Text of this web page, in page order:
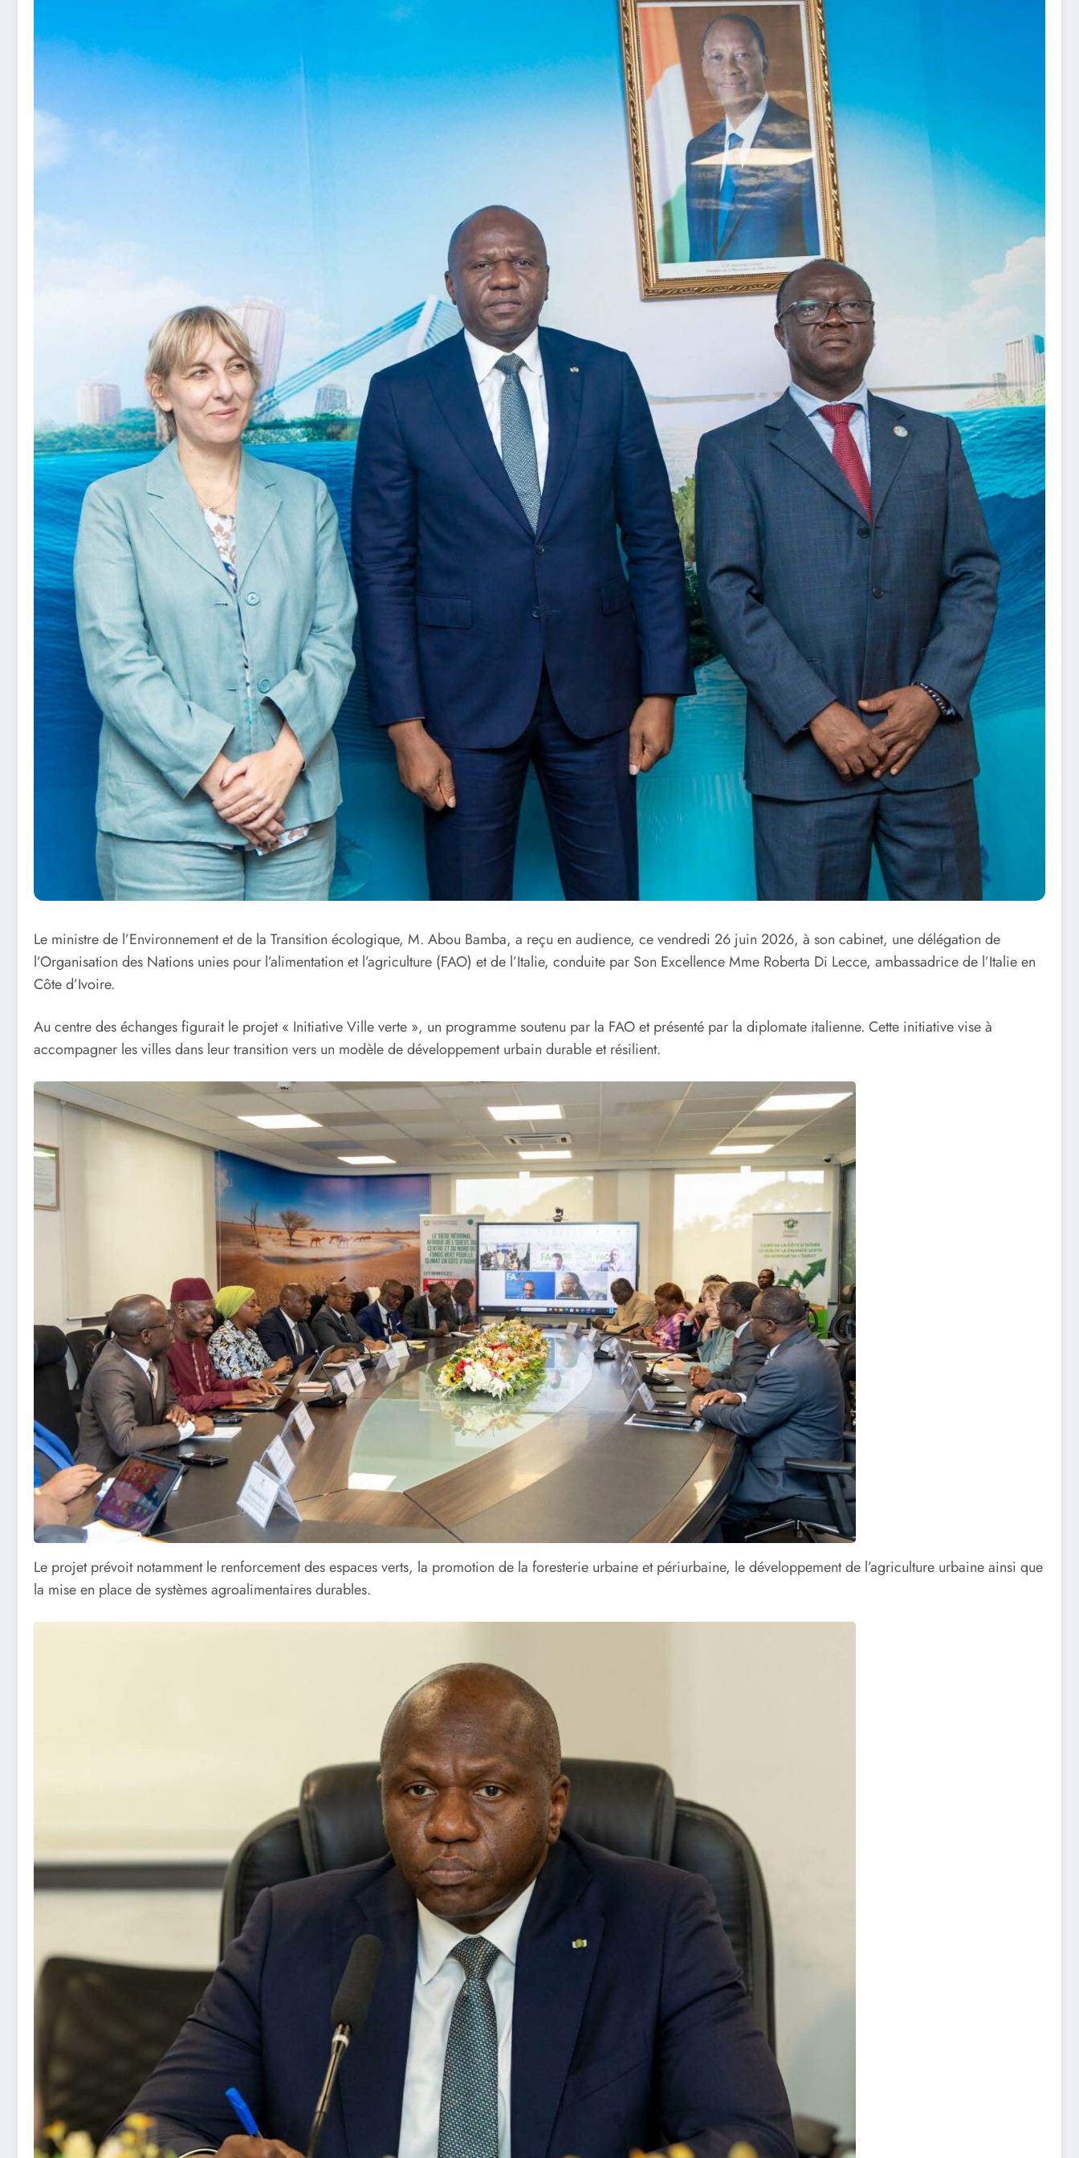
Le ministre de l’Environnement et de la Transition écologique, M. Abou Bamba, a reçu en audience, ce vendredi 26 juin 2026, à son cabinet, une délégation de
l’Organisation des Nations unies pour l’alimentation et l’agriculture (FAO) et de l’Italie, conduite par Son Excellence Mme Roberta Di Lecce, ambassadrice de l’Italie en
Côte d’Ivoire.
Au centre des échanges figurait le projet « Initiative Ville verte », un programme soutenu par la FAO et présenté par la diplomate italienne. Cette initiative vise à
accompagner les villes dans leur transition vers un modèle de développement urbain durable et résilient.
Le projet prévoit notamment le renforcement des espaces verts, la promotion de la foresterie urbaine et périurbaine, le développement de l’agriculture urbaine ainsi que
la mise en place de systèmes agroalimentaires durables.